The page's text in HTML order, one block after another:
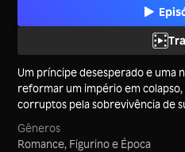
Um príncipe desesperado e uma
reformar um império em
corruptos pela sobrevivência de
Gêneros
Romance, Figurino e Época